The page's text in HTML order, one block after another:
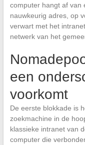
computer hangt af van
nauwkeurig adres, op
verwart met het
netwerk van het
een
voorkomt
De eerste blokkade is
zoekmachine in de
klassieke intranet van
computer die